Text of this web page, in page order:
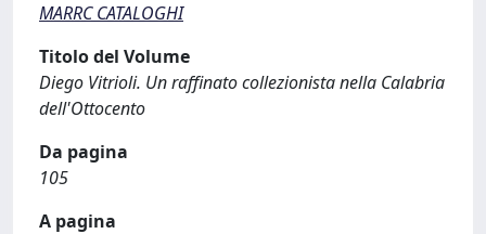
MARRC CATALOGHI
Titolo del Volume
Diego Vitrioli. Un raffinato collezionista nella Calabria
dell'Ottocento
Da pagina
105
A pagina